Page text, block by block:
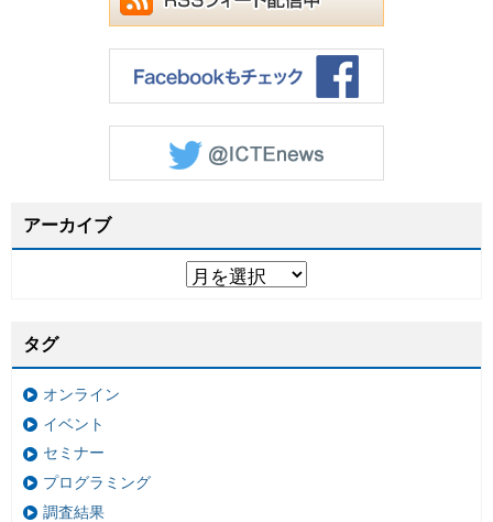
アーカイブ
タグ
オンライン
イベント
セミナー
プログラミング
調査結果